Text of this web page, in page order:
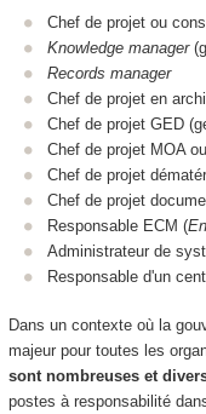
Chef de projet ou
Knowledge manager
Records manager
Chef de projet en
Chef de projet GED
Chef de projet MOA
Chef de projet
Chef de projet
Responsable ECM (
Administrateur de
Responsable d'un
Dans un contexte où la
majeur pour toutes les
sont nombreuses et
postes à responsabilité